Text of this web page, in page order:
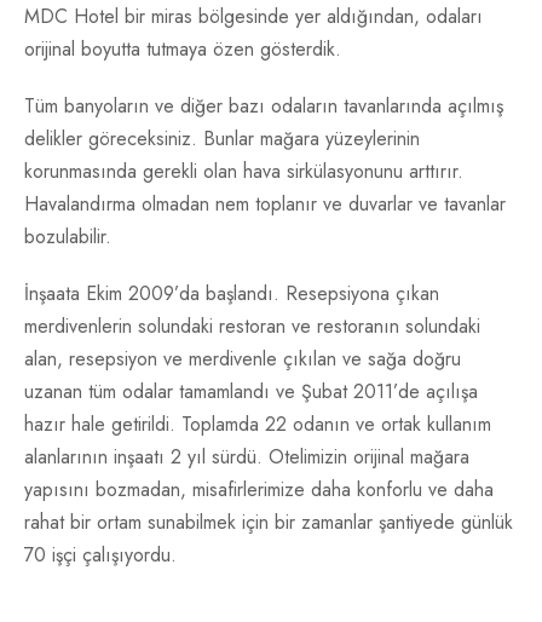
MDC Hotel bir miras bölgesinde yer aldığından, odaları
orijinal boyutta tutmaya özen gösterdik.
Tüm banyoların ve diğer bazı odaların tavanlarında açılmış
delikler göreceksiniz. Bunlar mağara yüzeylerinin
korunmasında gerekli olan hava sirkülasyonunu arttırır.
Havalandırma olmadan nem toplanır ve duvarlar ve tavanlar
bozulabilir.
İnşaata Ekim 2009’da başlandı. Resepsiyona çıkan
merdivenlerin solundaki restoran ve restoranın solundaki
alan, resepsiyon ve merdivenle çıkılan ve sağa doğru
uzanan tüm odalar tamamlandı ve Şubat 2011’de açılışa
hazır hale getirildi. Toplamda 22 odanın ve ortak kullanım
alanlarının inşaatı 2 yıl sürdü. Otelimizin orijinal mağara
yapısını bozmadan, misafirlerimize daha konforlu ve daha
rahat bir ortam sunabilmek için bir zamanlar şantiyede günlük
70 işçi çalışıyordu.